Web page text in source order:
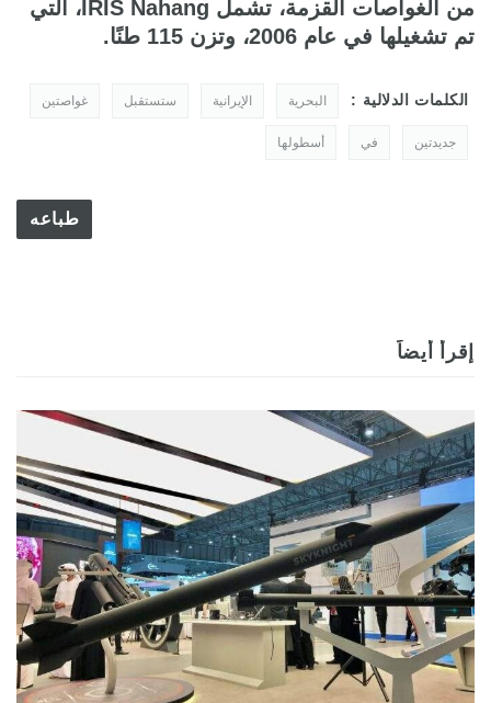
من الغواصات القزمة، تشمل IRIS Nahang، التي
تم تشغيلها في عام 2006، وتزن 115 طنًا.
الكلمات الدلالية : البحرية الإيرانية ستستقبل غواصتين
جديدتين في أسطولها
طباعه
إقرأ أيضاً